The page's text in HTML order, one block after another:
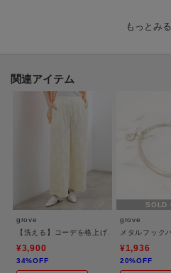
裾はリブ編みで、アウトで着てもバラン
【素材】
柔らかく、さらりとしたドライタッチが
ット素材を使用。
・UVカット
・毛玉になりにくい
・洗濯機で洗える
夏に嬉しい機能がついており、デイリー
関連アイテム
grove
【洗える】コーデを格上げ、レースイージー
¥3,900
34%OFF
SOLD
grove
メタルフック
¥1,936
20%OFF